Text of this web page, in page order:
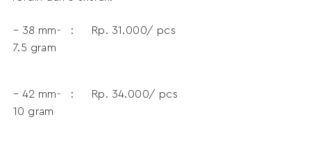
– 38 mm-
7.5 gram
: Rp. 31.000/ pcs
– 42 mm-
10 gram
: Rp. 34.000/ pcs